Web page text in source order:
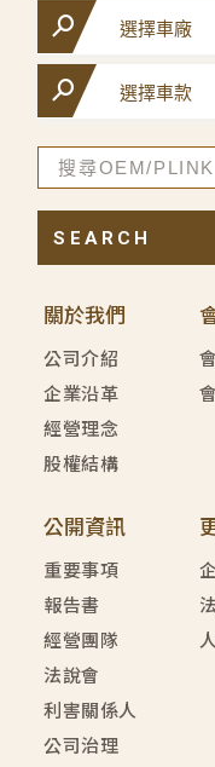
關於我們
公司介紹
企業沿革
經營理念
股權結構
公開資訊
重要事項
報告書
經營團隊
法說會
利害關係人
公司治理
SEARCH